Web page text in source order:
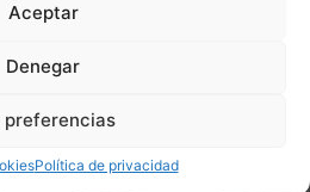
Aceptar
Denegar
preferencias
Política de privacidad